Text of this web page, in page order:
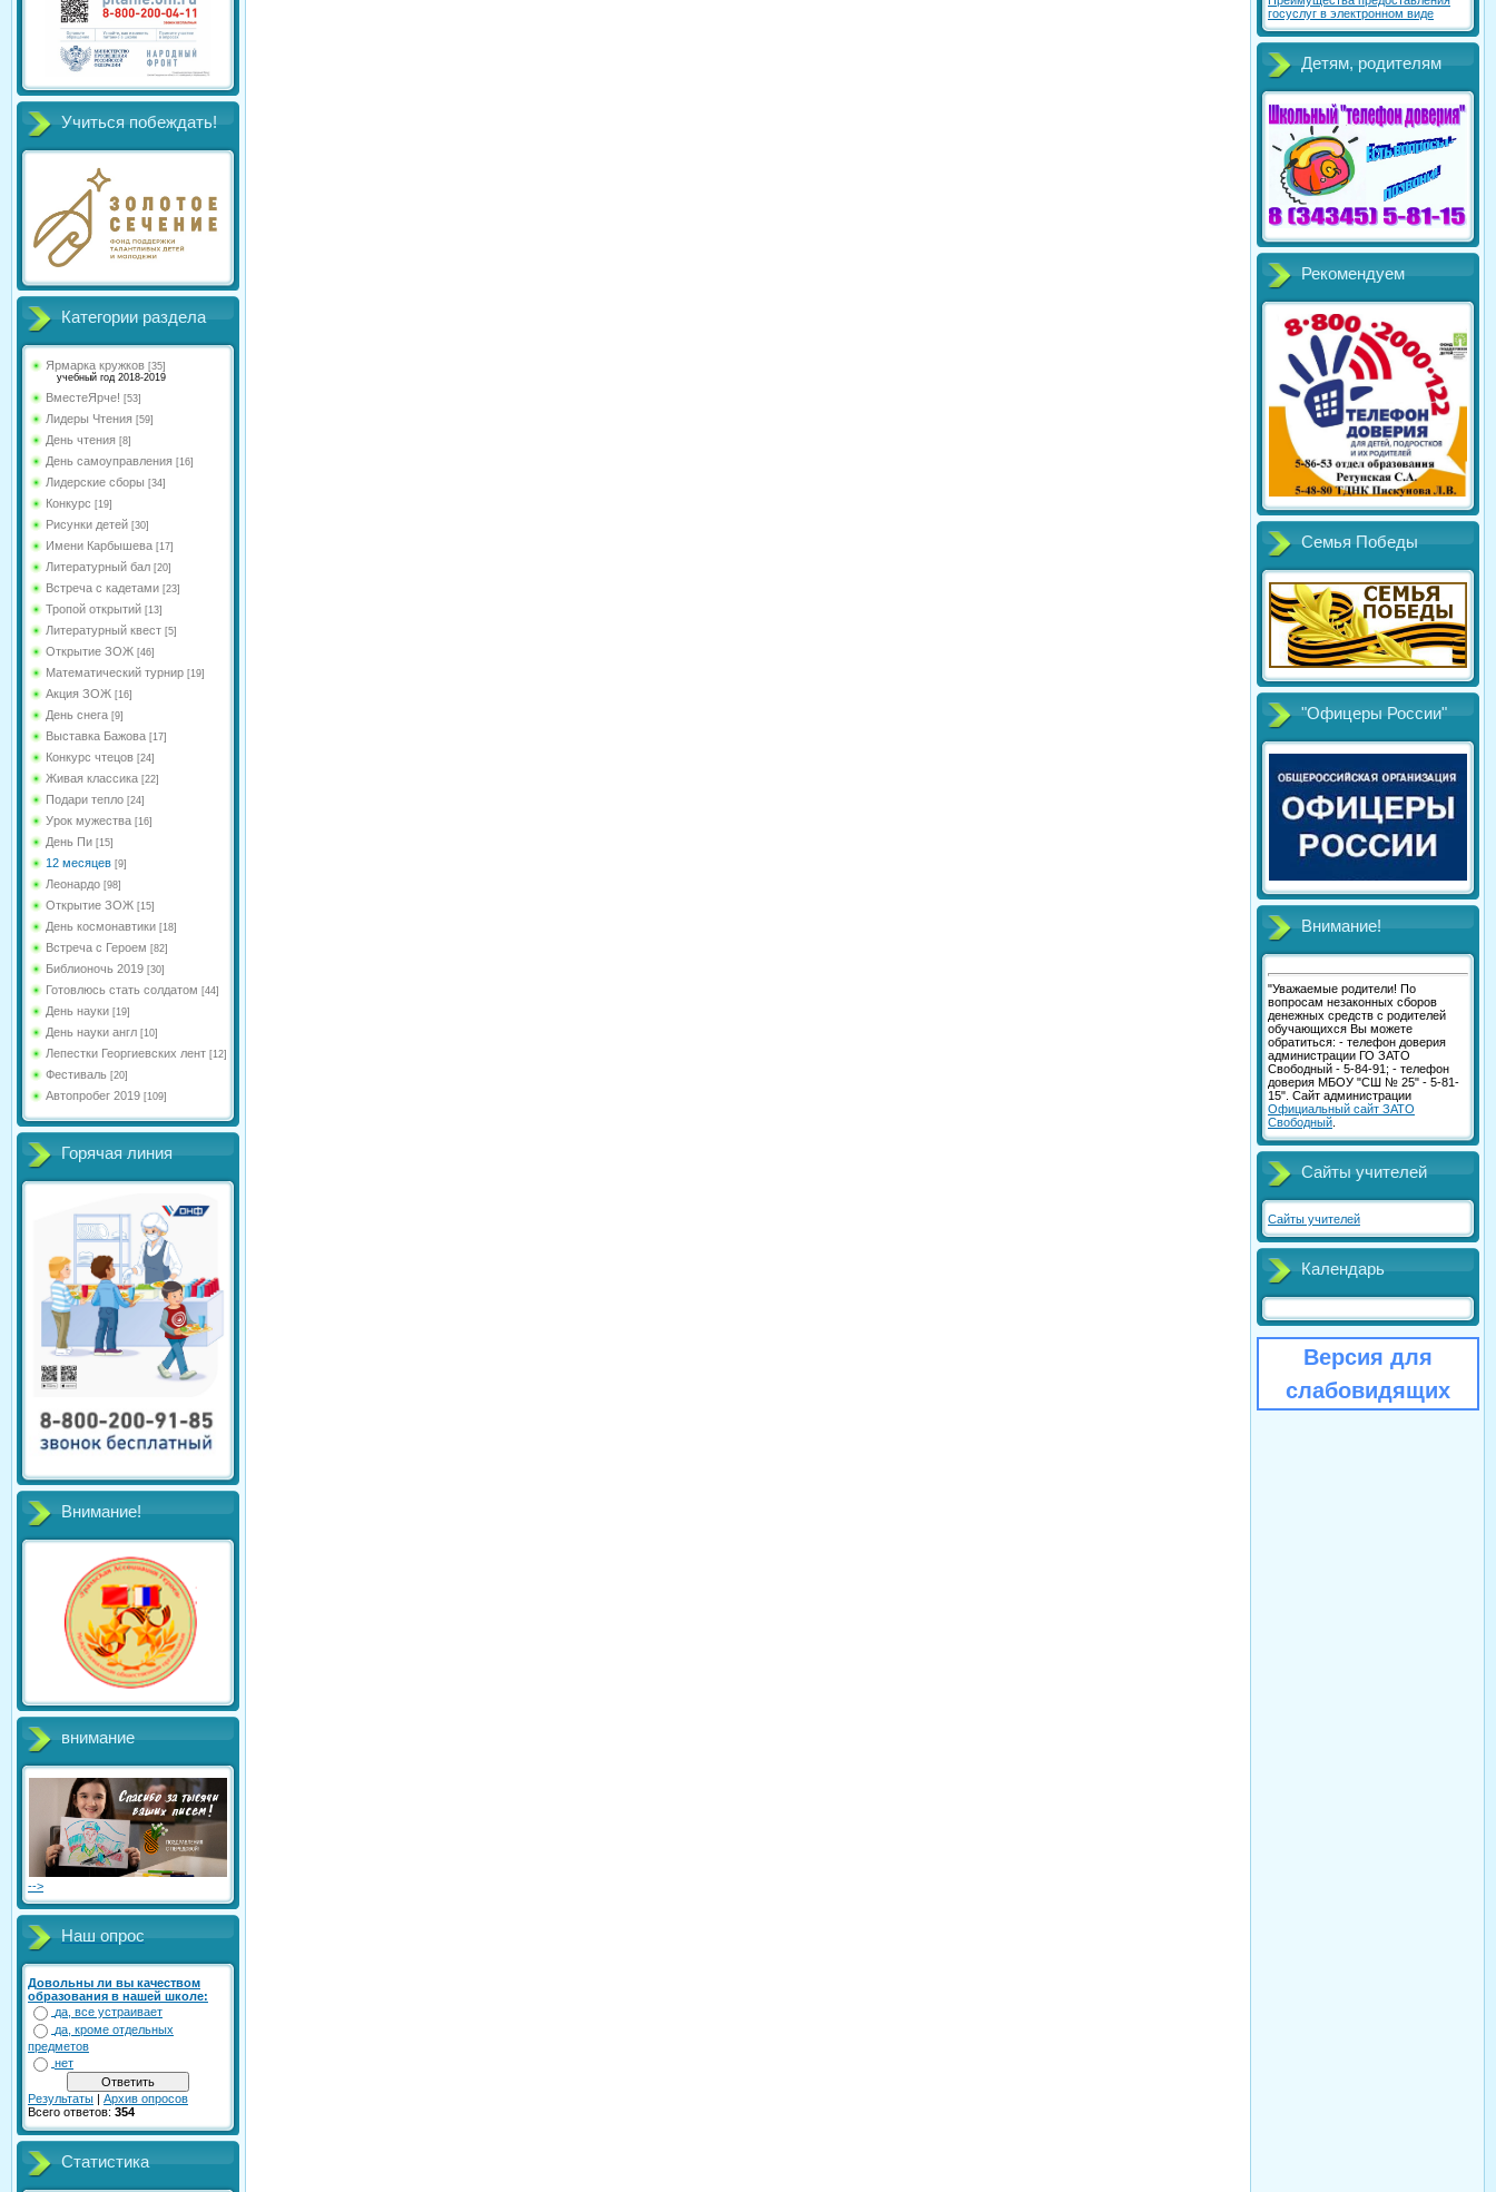
Учиться побеждать!
Категории раздела
Ярмарка кружков [35]
учебный год 2018-2019
ВместеЯрче! [53]
Лидеры Чтения [59]
День чтения [8]
День самоуправления [16]
Лидерские сборы [34]
Конкурс [19]
Рисунки детей [30]
Имени Карбышева [17]
Литературный бал [20]
Встреча с кадетами [23]
Тропой открытий [13]
Литературный квест [5]
Открытие ЗОЖ [46]
Математический турнир [19]
Акция ЗОЖ [16]
День снега [9]
Выставка Бажова [17]
Конкурс чтецов [24]
Живая классика [22]
Подари тепло [24]
Урок мужества [16]
День Пи [15]
12 месяцев [9]
Леонардо [98]
Открытие ЗОЖ [15]
День космонавтики [18]
Встреча с Героем [82]
Библионочь 2019 [30]
Готовлюсь стать солдатом [44]
День науки [19]
День науки англ [10]
Лепестки Георгиевских лент [12]
Фестиваль [20]
Автопробег 2019 [109]
Горячая линия
Внимание!
внимание
-->
Наш опрос
Довольны ли вы качеством
образования в нашей школе:
да, все устраивает
да, кроме отдельных
предметов
нет
Результаты | Архив опросов
Всего ответов: 354
Статистика
госуслуг в электронном виде
Детям, родителям
Рекомендуем
Семья Победы
"Офицеры России"
Внимание!
"Уважаемые родители! По
вопросам незаконных сборов
денежных средств с родителей
обучающихся Вы можете
обратиться: - телефон доверия
администрации ГО ЗАТО
Свободный - 5-84-91; - телефон
доверия МБОУ "СШ № 25" - 5-81-
15". Сайт администрации
Официальный сайт ЗАТО
Свободный
Сайты учителей
Сайты учителей
Календарь
Версия для
слабовидящих